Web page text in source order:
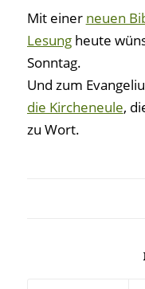
Mit einer neuen
Lesungheute
Sonntag.
Und zum
die Kircheneule,
zu Wort.